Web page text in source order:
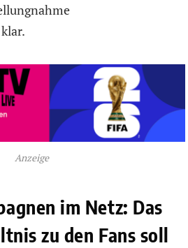
Anzeige
im Netz: Das
zu den Fans soll